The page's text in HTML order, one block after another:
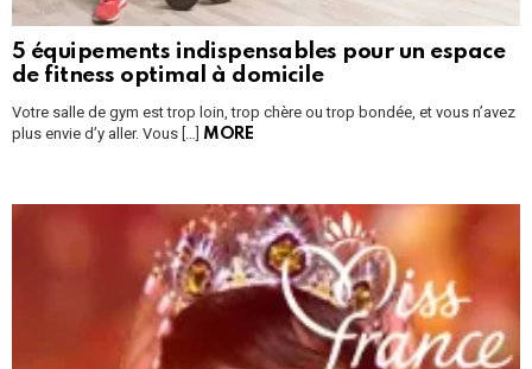
5 équipements indispensables pour un espace
de fitness optimal à domicile
Votre salle de gym est trop loin, trop chère ou trop bondée, et vous n’avez
plus envie d’y aller. Vous […]
MORE